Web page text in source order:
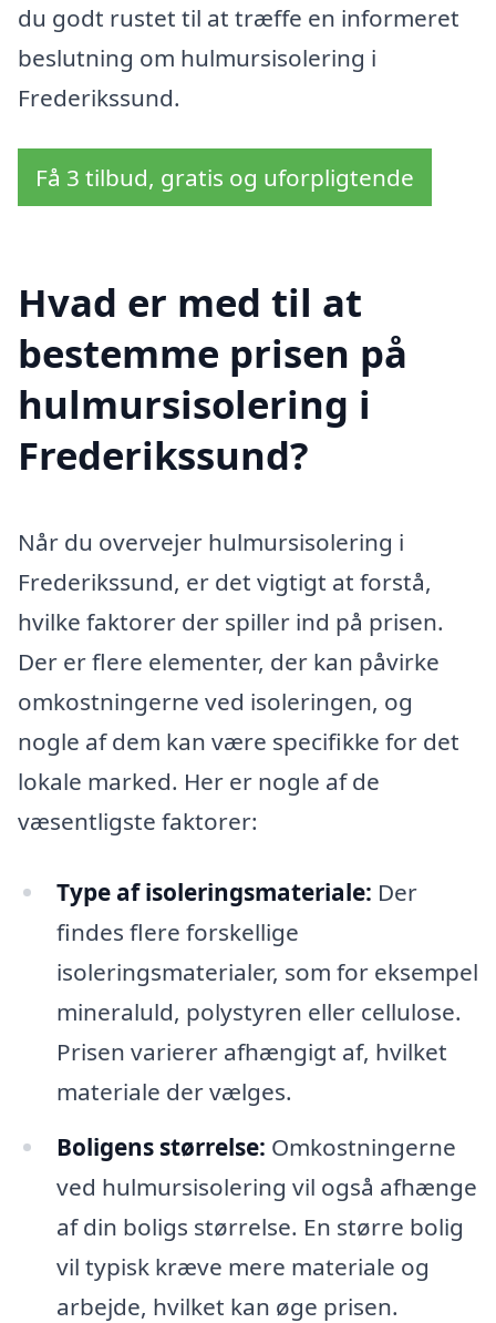
du godt rustet til at træffe en informeret
beslutning om hulmursisolering i
Frederikssund.
Få 3 tilbud, gratis og uforpligtende
Hvad er med til at
bestemme prisen på
hulmursisolering i
Frederikssund?
Når du overvejer hulmursisolering i
Frederikssund, er det vigtigt at forstå,
hvilke faktorer der spiller ind på prisen.
Der er flere elementer, der kan påvirke
omkostningerne ved isoleringen, og
nogle af dem kan være specifikke for det
lokale marked. Her er nogle af de
væsentligste faktorer:
Type af isoleringsmateriale: Der
findes flere forskellige
isoleringsmaterialer, som for eksempel
mineraluld, polystyren eller cellulose.
Prisen varierer afhængigt af, hvilket
materiale der vælges.
Boligens størrelse: Omkostningerne
ved hulmursisolering vil også afhænge
af din boligs størrelse. En større bolig
vil typisk kræve mere materiale og
arbejde, hvilket kan øge prisen.